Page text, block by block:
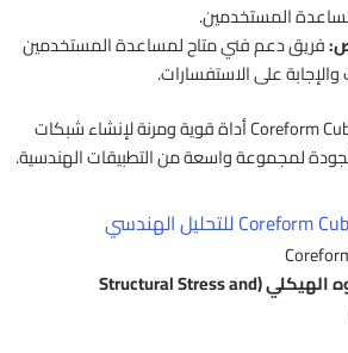
المستخدمين.
فريق دعم فني متاح لمساعدة المستخدمين
على الاستفسارات.
هذه الميزات تجعل من Coreform Cubit أداة قوية ومرنة لإنشاء شبكات
لمجموعة واسعة من التطبيقات الهندسية.
1. تحليل الإجهاد والتشوه الهيكلي (Structural Stress and